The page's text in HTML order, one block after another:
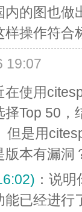
内的图也
操作符合
19:07
在使用
Top 50
但是用
本有漏洞
：说
已经进行